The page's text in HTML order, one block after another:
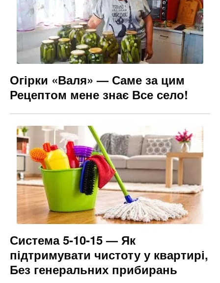
Огірки «Валя» — Саме за цим
Рецептом мене знає Все село!
Система 5-10-15 — Як
підтримувати чистоту у квартирі,
Без генеральних прибирань